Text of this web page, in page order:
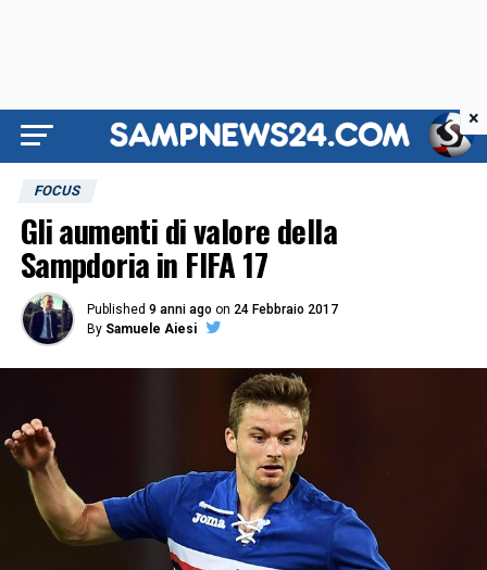
FOCUS
Gli aumenti di valore della
Sampdoria in FIFA 17
Published 9 anni ago on 24 Febbraio 2017
By Samuele Aiesi
×